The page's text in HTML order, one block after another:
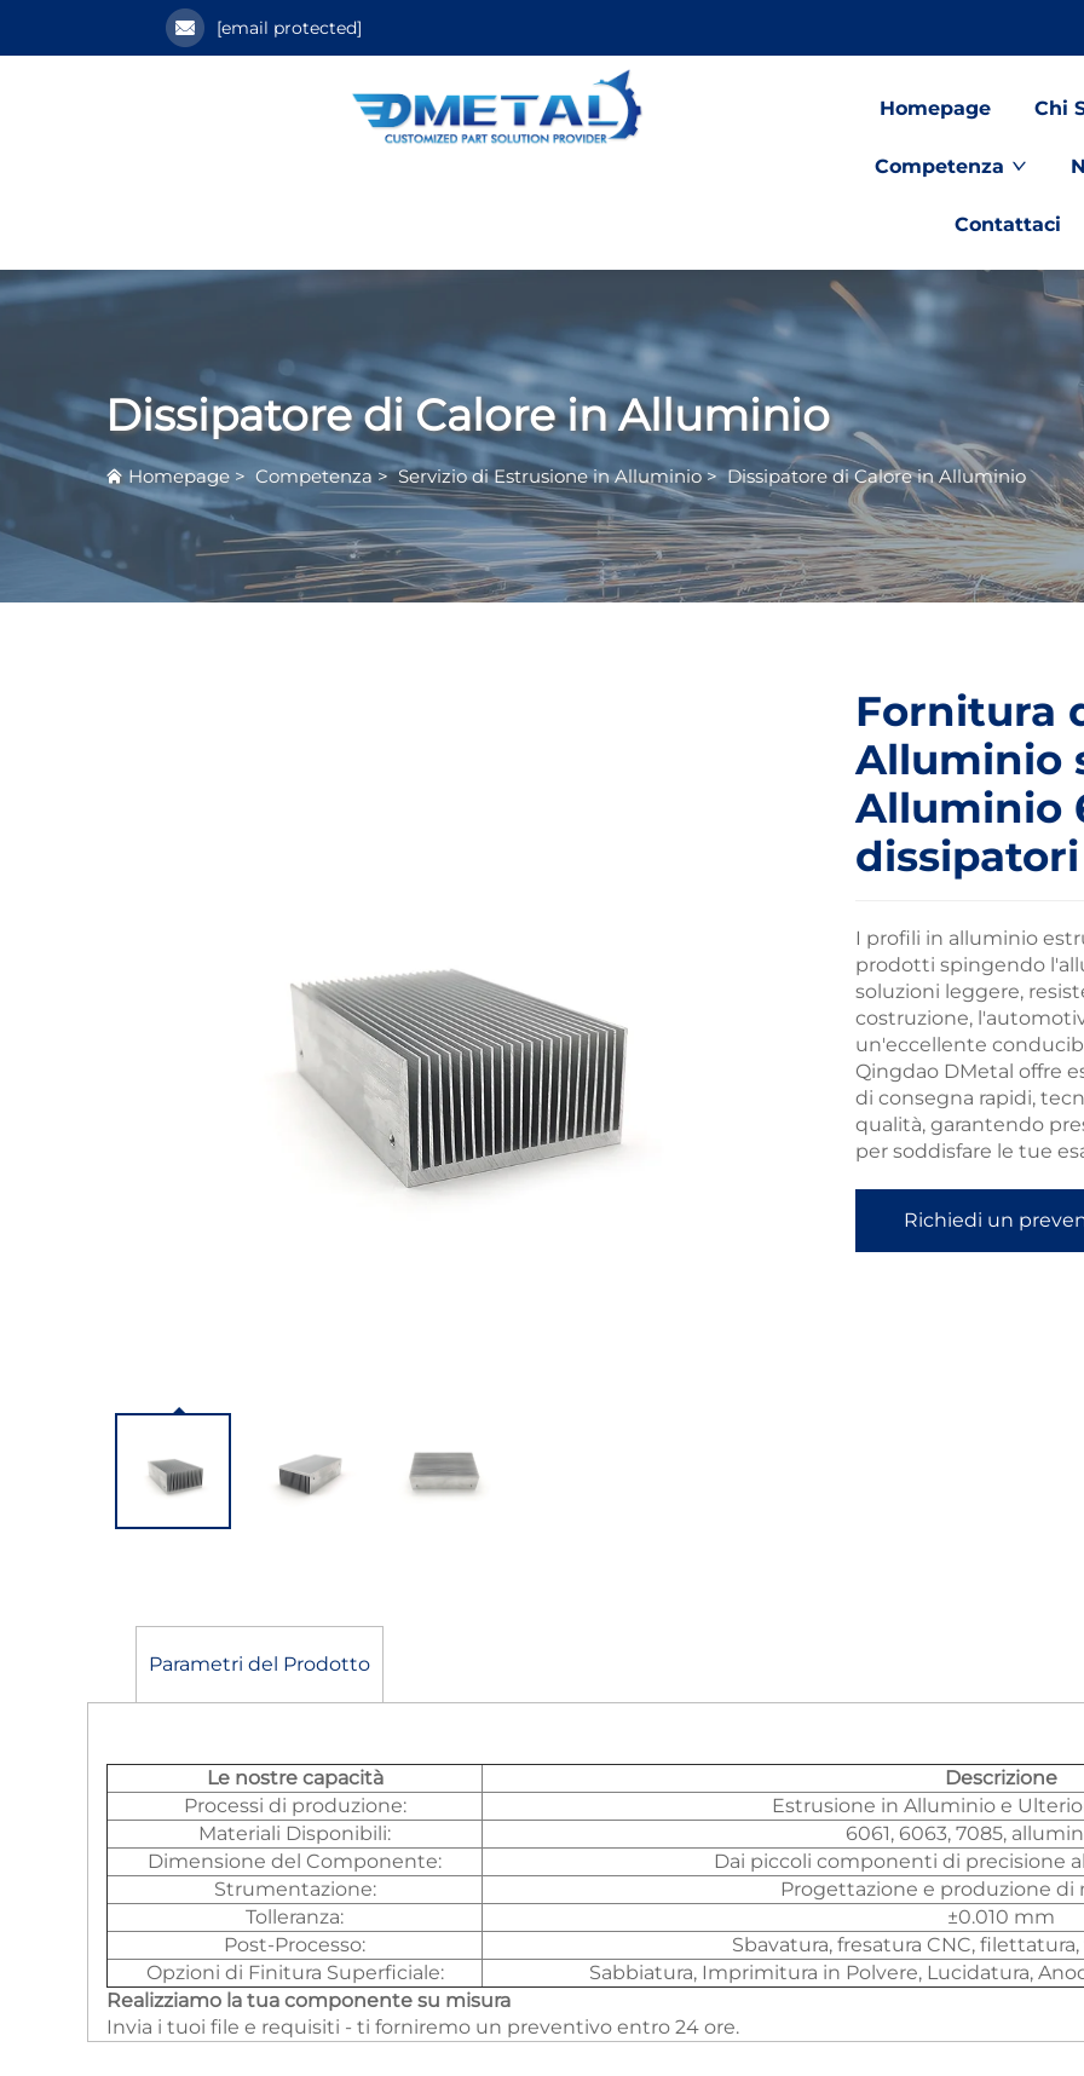
[email protected]
Homepage Chi
Competenza
Contattaci
Dissipatore di Calore in Alluminio
Homepage > Competenza >Servizio di Estrusione in Alluminio>Dissipatore di Calore in Alluminio
Fornitura
Alluminio
Alluminio
I profili in alluminio
prodotti spingendo
soluzioni leggere,
costruzione,
un'eccellente
Qingdao DMetal offre
di consegna rapidi,
qualità, garantendo
per soddisfare le tue
Richiedi un
Parametri del Prodotto
Le nostre capacità
Descrizione
Processi di produzione:
Estrusione in Alluminio e
Materiali Disponibili:
6061, 6063, 7085,
Dimensione del Componente:
Dai piccoli componenti di precisione
Strumentazione:
Progettazione e produzione di
Tolleranza:
±0.010 mm
Post-Processo:
Sbavatura, fresatura CNC,
Opzioni di Finitura Superficiale:
Sabbiatura, Imprimitura in Polvere, Lucidatura,
Realizziamo la tua componente su misura
Invia i tuoi file e requisiti - ti forniremo un preventivo entro 24 ore.